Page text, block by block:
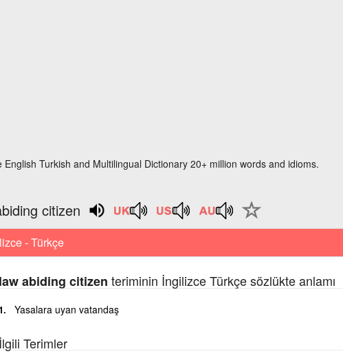
English Turkish and Multilingual Dictionary 20+ million words and idioms.
citizen
- Türkçe
law abiding citizen teriminin İngilizce Türkçe sözlükte anlamı
Yasalara uyan vatandaş
İlgili Terimler